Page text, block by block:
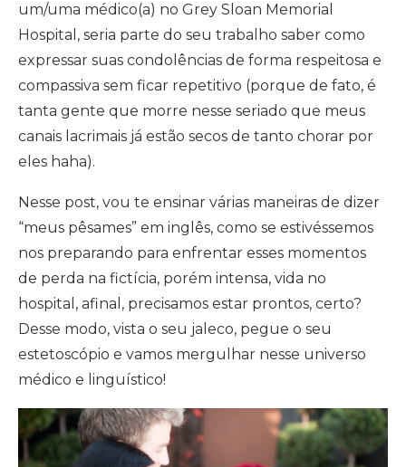
um/uma médico(a) no Grey Sloan Memorial
Hospital, seria parte do seu trabalho saber como
expressar suas condolências de forma respeitosa e
compassiva sem ficar repetitivo (porque de fato, é
tanta gente que morre nesse seriado que meus
canais lacrimais já estão secos de tanto chorar por
eles haha).
Nesse post, vou te ensinar várias maneiras de dizer
“meus pêsames” em inglês, como se estivéssemos
nos preparando para enfrentar esses momentos
de perda na fictícia, porém intensa, vida no
hospital, afinal, precisamos estar prontos, certo?
Desse modo, vista o seu jaleco, pegue o seu
estetoscópio e vamos mergulhar nesse universo
médico e linguístico!